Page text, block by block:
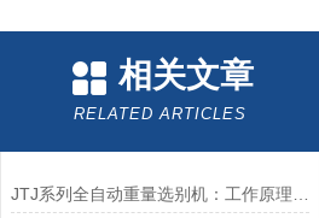
相关文章
RELATED ARTICLES